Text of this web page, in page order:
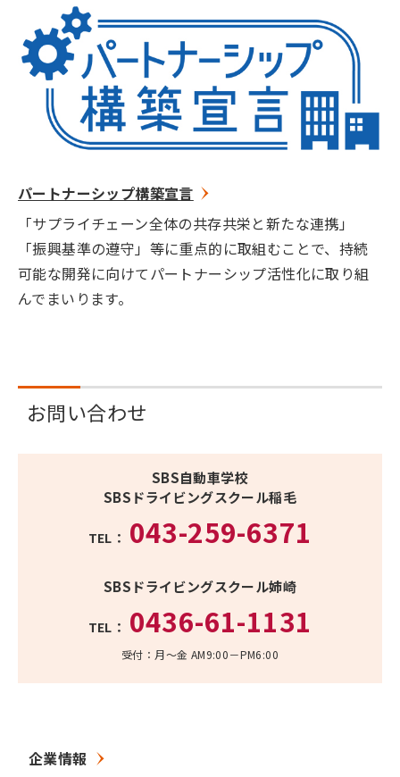
パートナーシップ構築宣言
「サプライチェーン全体の共存共栄と新たな連携」
「振興基準の遵守」等に重点的に取組むことで、持続
可能な開発に向けてパートナーシップ活性化に取り組
んでまいります。
お問い合わせ
SBS自動車学校
SBSドライビングスクール稲毛
TEL： 043-259-6371
SBSドライビングスクール姉崎
TEL： 0436-61-1131
受付：月～金 AM9:00－PM6:00
企業情報